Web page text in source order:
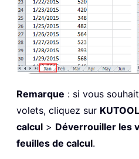
Remarque : si vous
volets, cliquez sur
calcul > Déverrouiller les
feuilles de calcul.